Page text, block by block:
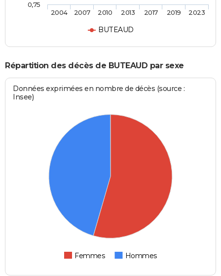
BUTEAUD
2004 2007 2010 2013 2017 2019 2023
0,75
Répartition des décès de BUTEAUD par sexe
Données exprimées en nombre de décès (source :
Insee)
Femmes Hommes